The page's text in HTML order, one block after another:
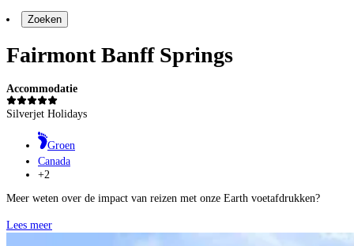
Zoeken
Fairmont Banff Springs
Accommodatie
Silverjet Holidays
Groen
Canada
+2
Meer weten over de impact van reizen met onze Earth voetafdrukken?
Lees meer